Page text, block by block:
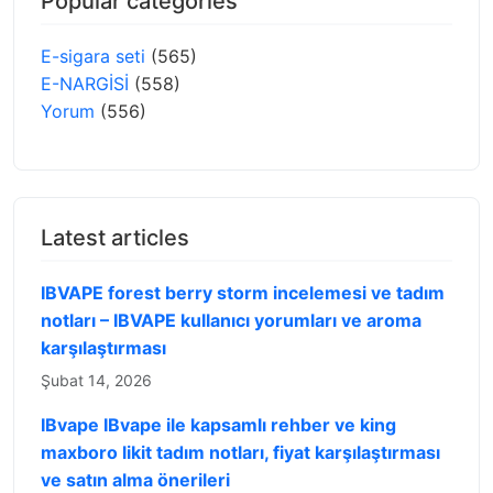
E-sigara seti (565)
E-NARGİSİ (558)
Yorum (556)
Latest articles
IBVAPE forest berry storm incelemesi ve tadım
notları – IBVAPE kullanıcı yorumları ve aroma
karşılaştırması
Şubat 14, 2026
IBvape IBvape ile kapsamlı rehber ve king
maxboro likit tadım notları, fiyat karşılaştırması
ve satın alma önerileri